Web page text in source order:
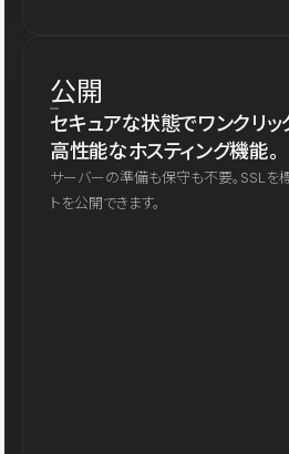
公開
セキュアな状態でワンクリッ
高性能なホスティング機能。
サーバーの準備も保守も不要。SSLを
トを公開できます。